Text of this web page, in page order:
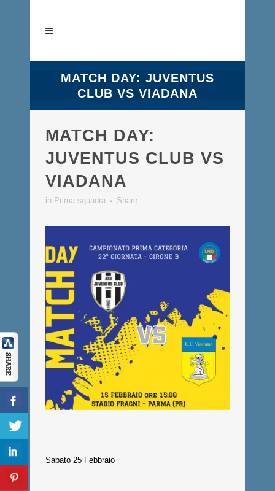
MATCH DAY: JUVENTUS
CLUB VS VIADANA
MATCH DAY:
JUVENTUS CLUB VS
VIADANA
in Prima squadra Share
Sabato 25 Febbraio